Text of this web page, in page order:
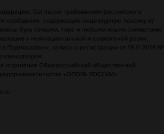
Согласно требованиям российского
сообщения, содержащие нецензурную лексику и/
букв точками, тире и любыми иными символами.
к межнациональной и социальной розни.
запись о регистрации от 19.11.2018 №
отделение Общероссийской общественной
«ОПОРА РОССИИ»